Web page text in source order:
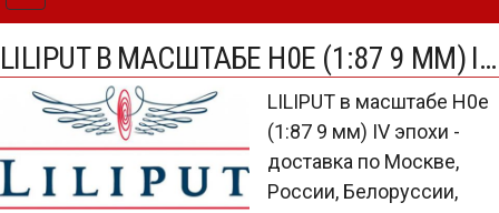
LILIPUT В МАСШТАБЕ H0E (1:87 9 ММ) IV ЭПОХИ
LILIPUT в масштабе H0e
(1:87 9 мм) IV эпохи -
доставка по Москве,
России, Белоруссии,